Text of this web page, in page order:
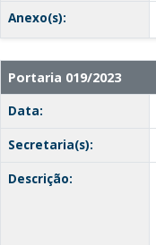
Anexo(s):
Portaria 019/2023
Data:
Secretaria(s):
Descrição: